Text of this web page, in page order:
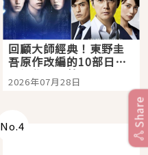
回顧大師經典！東野圭
吾原作改編的10部日本
影視作品推薦
2026年07月28日
No.4 Share